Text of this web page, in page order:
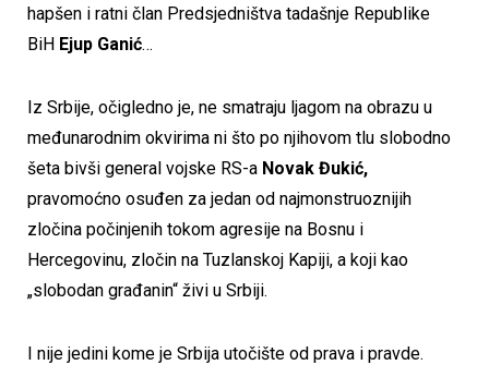
hapšen i ratni član Predsjedništva tadašnje Republike
BiH Ejup Ganić…
Iz Srbije, očigledno je, ne smatraju ljagom na obrazu u
međunarodnim okvirima ni što po njihovom tlu slobodno
šeta bivši general vojske RS-a Novak Đukić,
pravomoćno osuđen za jedan od najmonstruoznijih
zločina počinjenih tokom agresije na Bosnu i
Hercegovinu, zločin na Tuzlanskoj Kapiji, a koji kao
„slobodan građanin“ živi u Srbiji.
I nije jedini kome je Srbija utočište od prava i pravde.